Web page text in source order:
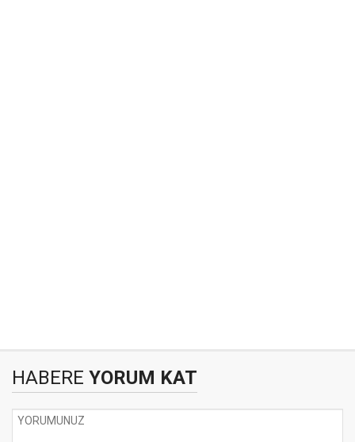
HABERE YORUM KAT